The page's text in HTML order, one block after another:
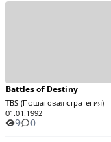
Battles of Destiny
TBS (Пошаговая стратегия)
01.01.1992
9 0